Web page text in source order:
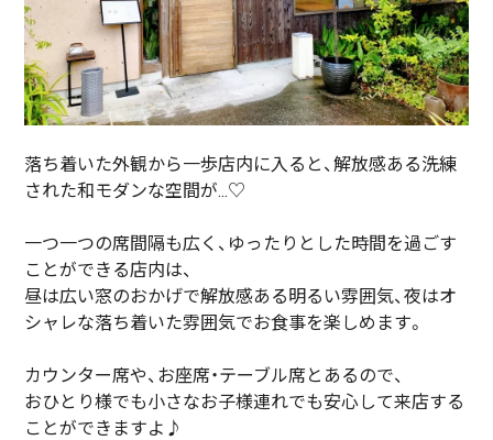
落ち着いた外観から一歩店内に入ると、解放感ある洗練
された和モダンな空間が...♡
一つ一つの席間隔も広く、ゆったりとした時間を過ごす
ことができる店内は、
昼は広い窓のおかげで解放感ある明るい雰囲気、夜はオ
シャレな落ち着いた雰囲気でお食事を楽しめます。
カウンター席や、お座席・テーブル席とあるので、
おひとり様でも小さなお子様連れでも安心して来店する
ことができますよ♪